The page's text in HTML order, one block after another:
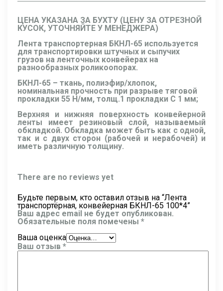
ЦЕНА УКАЗАНА ЗА БУХТУ (ЦЕНУ ЗА ОТРЕЗНОЙ
КУСОК, УТОЧНЯЙТЕ У МЕНЕДЖЕРА)
Лента транспортерная БКНЛ-65 используется
для транспортировки штучных и сыпучих
грузов на ленточных конвейерах на
разнообразных роликоопорах.
БКНЛ-65 – ткань, полиэфир/хлопок,
номинальная прочность при разрыве тяговой
прокладки 55 Н/мм, толщ.1 прокладки C 1 мм;
Верхняя и нижняя поверхность конвейерной
ленты имеет резиновый слой, называемый
обкладкой. Обкладка может быть как с одной,
так и с двух сторон (рабочей и нерабочей) и
иметь различную толщину.
There are no reviews yet
Будьте первым, кто оставил отзыв на “Лента
транспортёрная, конвейерная БКНЛ-65 100*4”
Ваш адрес email не будет опубликован.
Обязательные поля помечены *
Ваша оценка
Ваш отзыв *